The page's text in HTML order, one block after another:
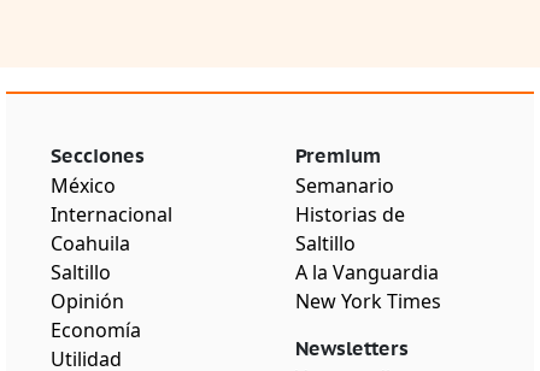
Secciones
México
Internacional
Coahuila
Saltillo
Opinión
Economía
Utilidad
Premium
Semanario
Historias de
Saltillo
A la Vanguardia
New York Times
Newsletters